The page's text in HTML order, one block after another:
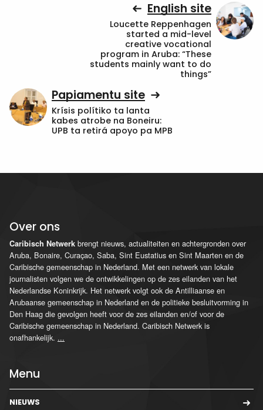
English site
Loucette Reppenhagen
started a mid-level
creative vocational
program in Aruba: “These
students mainly want to do
things”
Papiamentu site
Krísis polítiko ta lanta
kabes atrobe na Boneiru:
UPB ta retirá apoyo pa MPB
Over ons
Caribisch Netwerk brengt nieuws, actualiteiten en achtergronden over
Aruba, Bonaire, Curaçao, Saba, Sint Eustatius en Sint Maarten en de
Caribische gemeenschap in Nederland. Met een netwerk van lokale
journalisten volgen we de ontwikkelingen op de zes eilanden van het
Nederlandse Koninkrijk. Het netwerk volgt ook de Antilliaanse en
Arubaanse gemeenschap in Nederland en de politieke besluitvorming in
Den Haag die gevolgen heeft voor de zes eilanden en/of voor de
Caribische gemeenschap in Nederland. Caribisch Netwerk is
onafhankelijk. ...
Menu
NIEUWS